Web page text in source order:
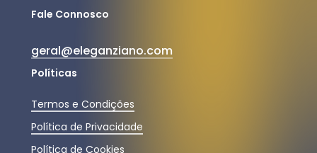
Fale Connosco
geral@eleganziano.com
Políticas
Termos e Condições
Política de Privacidade
Política de Cookies